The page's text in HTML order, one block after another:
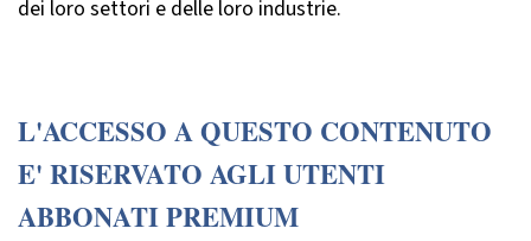
dei loro settori e delle loro industrie.
L'ACCESSO A QUESTO CONTENUTO
E' RISERVATO AGLI UTENTI
ABBONATI PREMIUM